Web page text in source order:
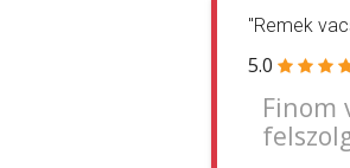
"Remek
5.0
Finom